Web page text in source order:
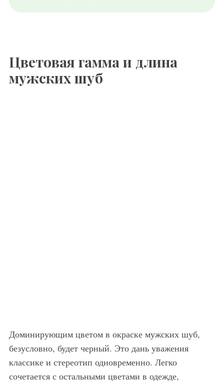
Цветовая гамма и длина
мужских шуб
Доминирующим цветом в окраске мужских шуб,
безусловно, будет черный. Это дань уважения
классике и стереотип одновременно. Легко
сочетается с остальными цветами в одежде,